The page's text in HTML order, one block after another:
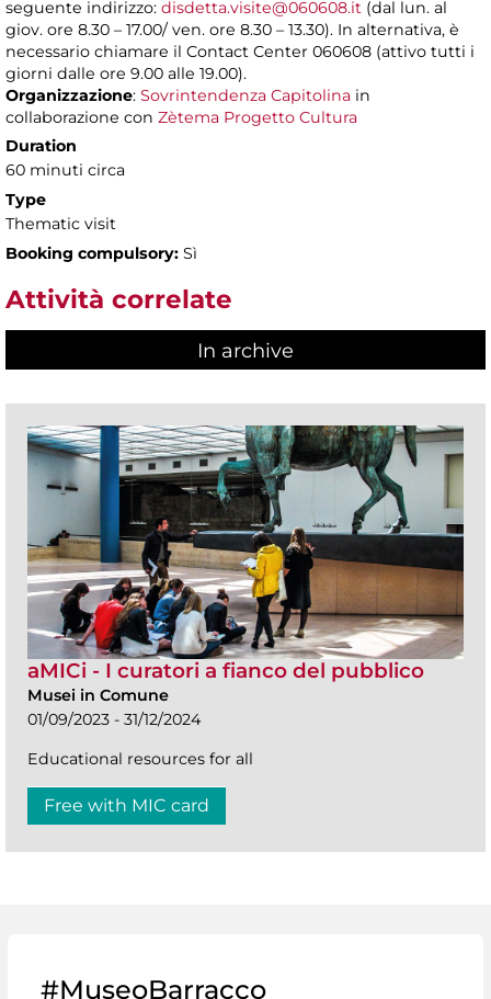
seguente indirizzo: disdetta.visite@060608.it (dal lun. al
giov. ore 8.30 – 17.00/ ven. ore 8.30 – 13.30). In alternativa, è
necessario chiamare il Contact Center 060608 (attivo tutti i
giorni dalle ore 9.00 alle 19.00).
Organizzazione: Sovrintendenza Capitolina in
collaborazione con Zètema Progetto Cultura
Duration
60 minuti circa
Type
Thematic visit
Booking compulsory: Sì
Attività correlate
In archive
aMICi - I curatori a fianco del pubblico
Musei in Comune
01/09/2023 - 31/12/2024
Educational resources for all
Free with MIC card
#MuseoBarracco